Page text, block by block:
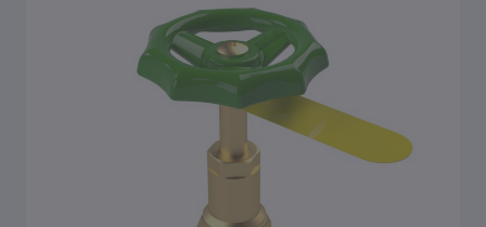
Ersatzteile Tresor Wandschränke
Ersatzteile Hygienesystem KHS
Ersatzteile Thermosystem KTS